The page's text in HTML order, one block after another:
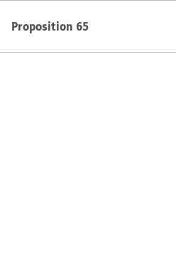
Proposition 65